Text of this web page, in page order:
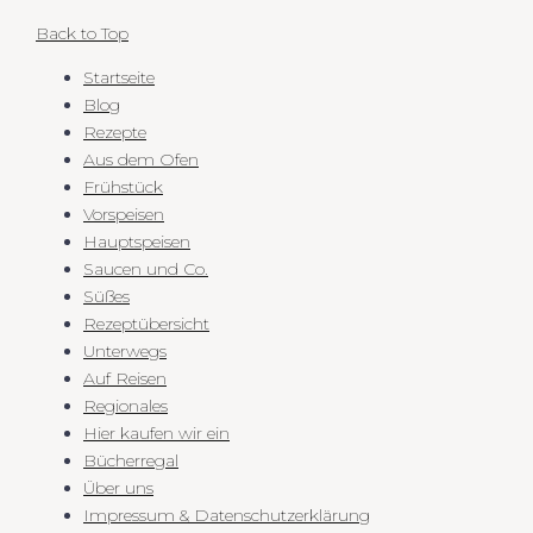
Back to Top
Startseite
Blog
Rezepte
Aus dem Ofen
Frühstück
Vorspeisen
Hauptspeisen
Saucen und Co.
Süßes
Rezeptübersicht
Unterwegs
Auf Reisen
Regionales
Hier kaufen wir ein
Bücherregal
Über uns
Impressum & Datenschutzerklärung